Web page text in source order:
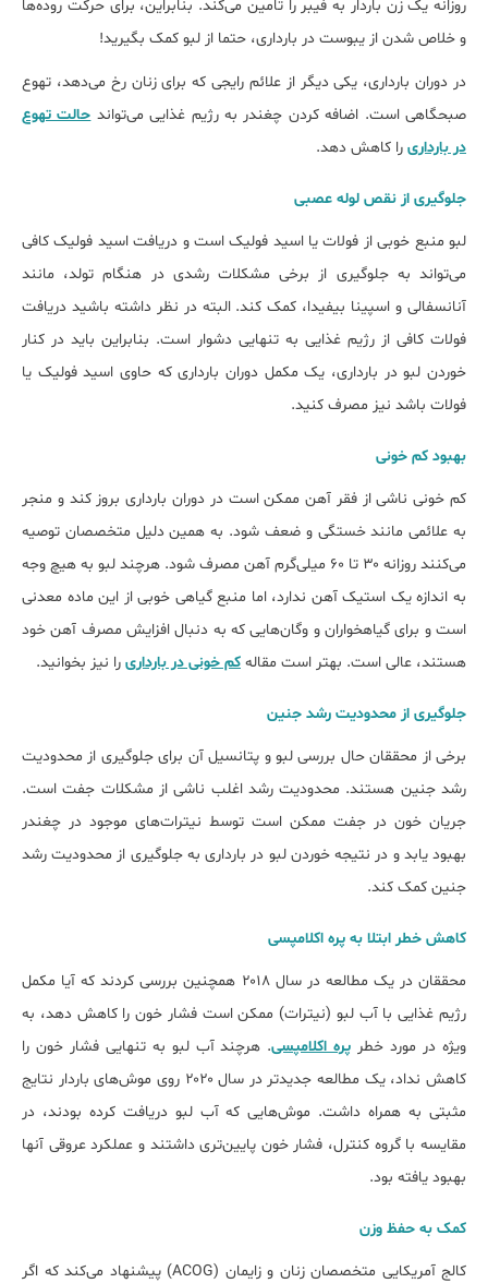
روزانه یک زن باردار به فیبر را تامین می‌کند. بنابراین، برای حرکت روده‌ها
و خلاص شدن از یبوست در بارداری، حتما از لبو کمک بگیرید!
در دوران بارداری، یکی دیگر از علائم رایجی که برای زنان رخ می‌دهد، تهوع
صبحگاهی است. اضافه کردن چغندر به رژیم غذایی می‌تواند حالت تهوع
در بارداری را کاهش دهد.
جلوگیری از نقص لوله عصبی
لبو منبع خوبی از فولات یا اسید فولیک است و دریافت اسید فولیک کافی
می‌تواند به جلوگیری از برخی مشکلات رشدی در هنگام تولد، مانند
آنانسفالی و اسپینا بیفیدا، کمک کند. البته در نظر داشته باشید دریافت
فولات کافی از رژیم غذایی به تنهایی دشوار است. بنابراین باید در کنار
خوردن لبو در بارداری، یک مکمل دوران بارداری که حاوی اسید فولیک یا
فولات باشد نیز مصرف کنید.
بهبود کم خونی
کم خونی ناشی از فقر آهن ممکن است در دوران بارداری بروز کند و منجر
به علائمی مانند خستگی و ضعف شود. به همین دلیل متخصصان توصیه
می‌کنند روزانه ۳۰ تا ۶۰ میلی‌گرم آهن مصرف شود. هرچند لبو به هیچ وجه
به اندازه یک استیک آهن ندارد، اما منبع گیاهی خوبی از این ماده معدنی
است و برای گیاهخواران و وگان‌هایی که به دنبال افزایش مصرف آهن خود
هستند، عالی است. بهتر است مقاله کم خونی در بارداری را نیز بخوانید.
جلوگیری از محدودیت رشد جنین
برخی از محققان حال بررسی لبو و پتانسیل آن برای جلوگیری از محدودیت
رشد جنین هستند. محدودیت رشد اغلب ناشی از مشکلات جفت است.
جریان خون در جفت ممکن است توسط نیترات‌های موجود در چغندر
بهبود یابد و در نتیجه خوردن لبو در بارداری به جلوگیری از محدودیت رشد
جنین کمک کند.
کاهش خطر ابتلا به پره اکلامپسی
محققان در یک مطالعه در سال ۲۰۱۸ همچنین بررسی کردند که آیا مکمل
رژیم غذایی با آب لبو (نیترات) ممکن است فشار خون را کاهش دهد، به
ویژه در مورد خطر پره اکلامپسی. هرچند آب لبو به تنهایی فشار خون را
کاهش نداد، یک مطالعه جدیدتر در سال ۲۰۲۰ روی موش‌های باردار نتایج
مثبتی به همراه داشت. موش‌هایی که آب لبو دریافت کرده بودند، در
مقایسه با گروه کنترل، فشار خون پایین‌تری داشتند و عملکرد عروقی آن‎ها
بهبود یافته بود.
کمک به حفظ وزن
کالج آمریکایی متخصصان زنان و زایمان (ACOG) پیشنهاد می‌کند که اگر